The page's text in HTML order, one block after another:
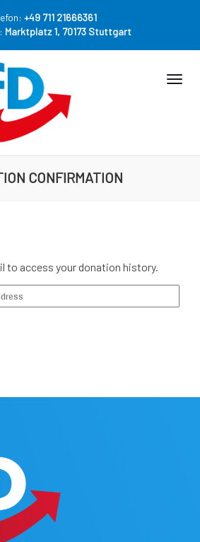
+49 711 21666361
Marktplatz 1, 70173 Stuttgart
CONFIRMATION
to access your donation history.